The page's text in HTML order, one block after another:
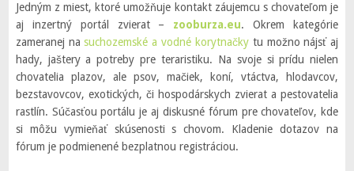
Jedným z miest, ktoré umožňuje kontakt záujemcu s chovateľom je
aj inzertný portál zvierat – zooburza.eu. Okrem kategórie
zameranej nasuchozemské a vodné korytnačkytu možno nájsť aj
hady, jaštery a potreby pre teraristiku. Na svoje si prídu nielen
chovatelia plazov, ale psov, mačiek, koní, vtáctva, hlodavcov,
bezstavovcov, exotických, či hospodárskych zvierat a pestovatelia
rastlín. Súčasťou portálu je aj diskusné fórum pre chovateľov, kde
si môžu vymieňať skúsenosti s chovom. Kladenie dotazov na
fórum je podmienené bezplatnou registráciou.